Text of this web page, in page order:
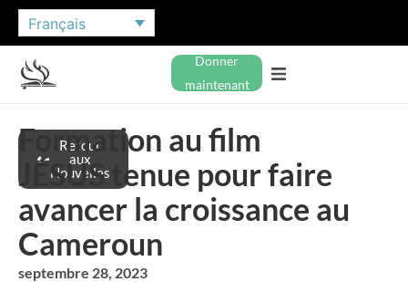
Français
Donner
maintenant
Retour
aux
Nouvelles
Formation au film
JÉSUS tenue pour faire
avancer la croissance au
Cameroun
septembre 28, 2023